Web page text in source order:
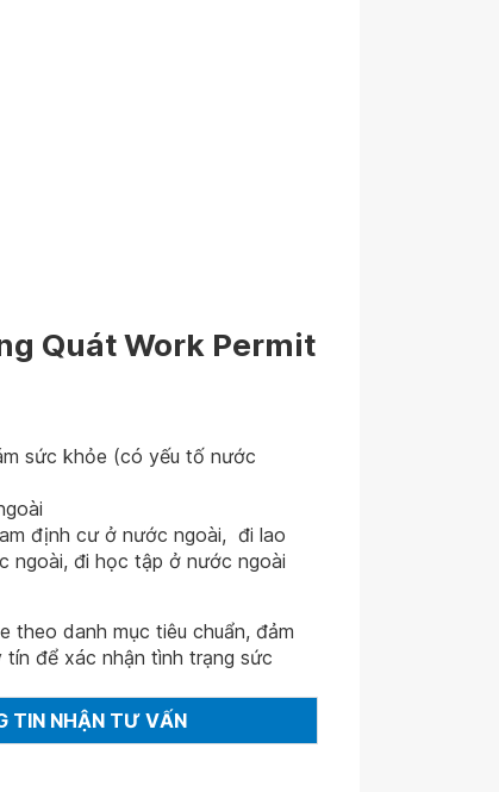
Quát Work Permit
sức khỏe (có yếu tố nước
định cư ở nước ngoài, đi lao
ngoài, đi học tập ở nước ngoài
theo danh mục tiêu chuẩn, đảm
để xác nhận tình trạng sức
TIN NHẬN TƯ VẤN